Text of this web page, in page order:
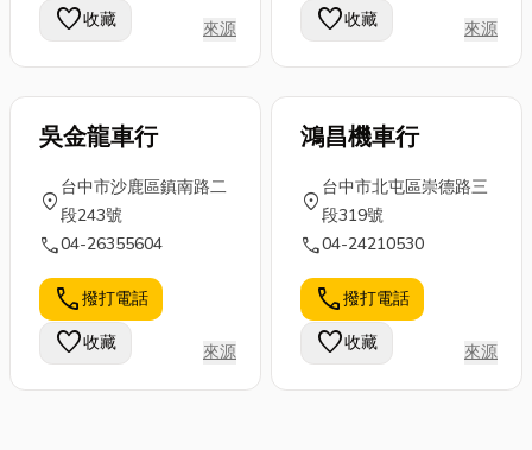
favorite收藏 來源 favorite收藏 來源
吳金龍車行
location_on
台中市沙鹿區鎮南路二
段243號
call04-26355604
call撥打電話
favorite收藏 來源
鴻昌機車行
location_on
台中市北屯區崇德路三
段319號
call04-24210530
call撥打電話
favorite收藏 來源